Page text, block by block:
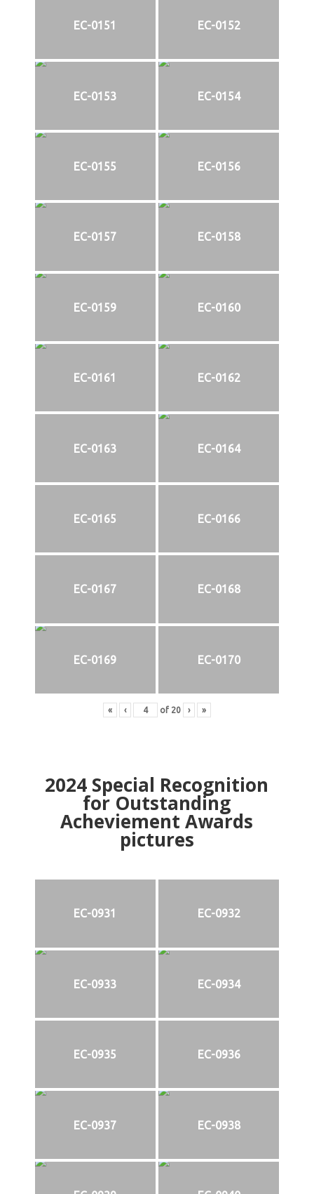
EC-0151 EC-0152
EC-0153 EC-0154
EC-0155 EC-0156
EC-0157 EC-0158
EC-0159 EC-0160
EC-0161 EC-0162
EC-0163 EC-0164
EC-0165 EC-0166
EC-0167 EC-0168
EC-0169 EC-0170
« ‹ of 20 › »
2024 Special Recognition
for Outstanding
Acheviement Awards
pictures
EC-0931 EC-0932
EC-0933 EC-0934
EC-0935 EC-0936
EC-0937 EC-0938